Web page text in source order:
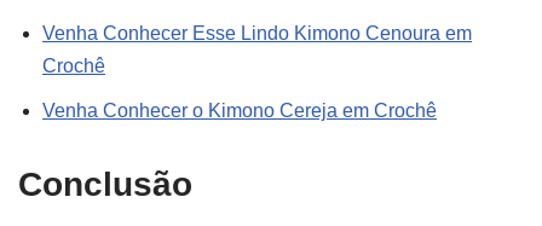
Venha Conhecer Esse Lindo Kimono Cenoura em
Crochê
Venha Conhecer o Kimono Cereja em Crochê
Conclusão